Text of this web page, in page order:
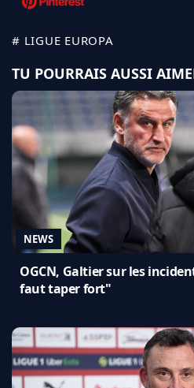
# LIGUE EUROPA
TU POURRAIS AUSSI
NEWS
OGCN, Galtier sur les
faut taper fort"